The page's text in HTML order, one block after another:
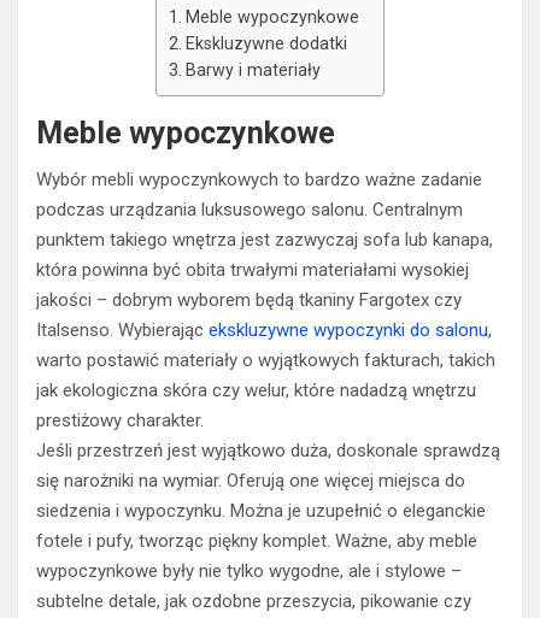
Meble wypoczynkowe
Ekskluzywne dodatki
Barwy i materiały
Meble wypoczynkowe
Wybór mebli wypoczynkowych to bardzo ważne zadanie
podczas urządzania luksusowego salonu. Centralnym
punktem takiego wnętrza jest zazwyczaj sofa lub kanapa,
która powinna być obita trwałymi materiałami wysokiej
jakości – dobrym wyborem będą tkaniny Fargotex czy
Italsenso. Wybierając ekskluzywne wypoczynki do salonu,
warto postawić materiały o wyjątkowych fakturach, takich
jak ekologiczna skóra czy welur, które nadadzą wnętrzu
prestiżowy charakter.
Jeśli przestrzeń jest wyjątkowo duża, doskonale sprawdzą
się narożniki na wymiar. Oferują one więcej miejsca do
siedzenia i wypoczynku. Można je uzupełnić o eleganckie
fotele i pufy, tworząc piękny komplet. Ważne, aby meble
wypoczynkowe były nie tylko wygodne, ale i stylowe –
subtelne detale, jak ozdobne przeszycia, pikowanie czy